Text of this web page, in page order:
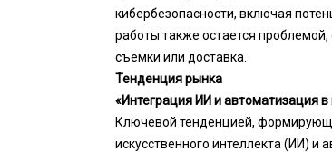
кибербезопасности, включая
работы также остается
съемки или доставка.
Тенденция рынка
«Интеграция ИИ и автоматизация
Ключевой тенденцией,
искусственного интеллекта (ИИ) и